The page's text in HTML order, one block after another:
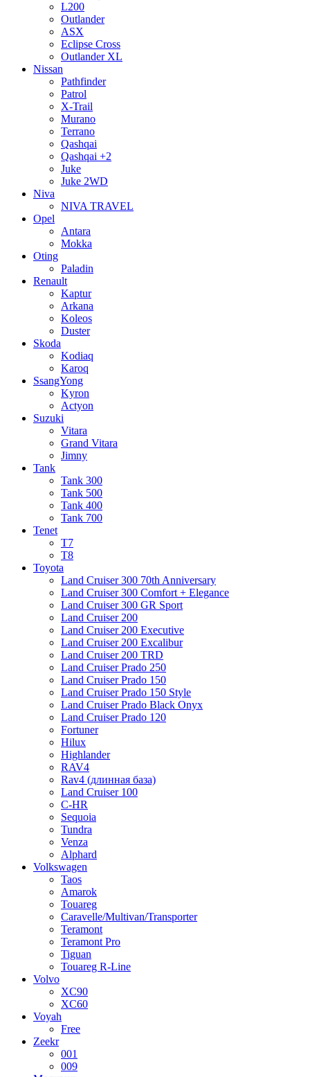
L200
Outlander
ASX
Eclipse Cross
Outlander XL
Nissan
Pathfinder
Patrol
X-Trail
Murano
Terrano
Qashqai
Qashqai +2
Juke
Juke 2WD
Niva
NIVA TRAVEL
Opel
Antara
Mokka
Oting
Paladin
Renault
Kaptur
Arkana
Koleos
Duster
Skoda
Kodiaq
Karoq
SsangYong
Kyron
Actyon
Suzuki
Vitara
Grand Vitara
Jimny
Tank
Tank 300
Tank 500
Tank 400
Tank 700
Tenet
T7
T8
Toyota
Land Cruiser 300 70th Anniversary
Land Cruiser 300 Comfort + Elegance
Land Cruiser 300 GR Sport
Land Cruiser 200
Land Cruiser 200 Executive
Land Cruiser 200 Excalibur
Land Cruiser 200 TRD
Land Cruiser Prado 250
Land Cruiser Prado 150
Land Cruiser Prado 150 Style
Land Cruiser Prado Black Onyx
Land Cruiser Prado 120
Fortuner
Hilux
Highlander
RAV4
Rav4 (длинная база)
Land Cruiser 100
C-HR
Sequoia
Tundra
Venza
Alphard
Volkswagen
Taos
Amarok
Touareg
Caravelle/Multivan/Transporter
Teramont
Teramont Pro
Tiguan
Touareg R-Line
Volvo
XC90
XC60
Voyah
Free
Zeekr
001
009